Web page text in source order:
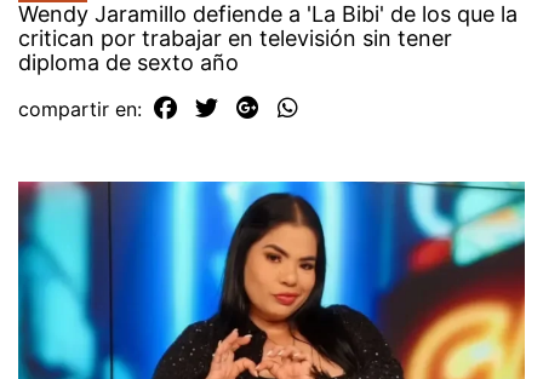
Wendy Jaramillo defiende a 'La Bibi' de los que la
critican por trabajar en televisión sin tener
diploma de sexto año
compartir en: